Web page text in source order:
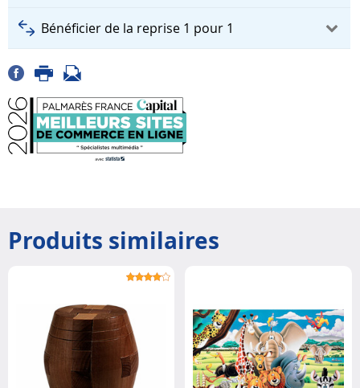
Bénéficier de la reprise 1 pour 1
Produits similaires